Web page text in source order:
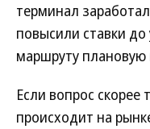
терминал
повысили ставки
маршруту
Если вопрос скорее
происходит на